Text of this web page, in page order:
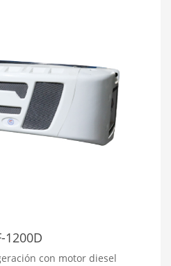
1200D
con motor diesel